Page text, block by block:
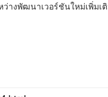
างพัฒนาเวอร์ชันใหม่เพิ่ม